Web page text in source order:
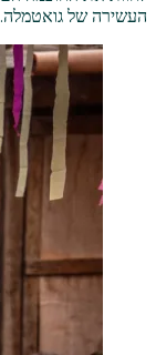
העשירה של גואטמלה.